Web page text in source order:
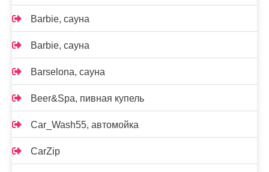
Barbie, сауна
Barbie, сауна
Barselona, сауна
Beer&Spa, пивная купель
Car_Wash55, автомойка
CarZip